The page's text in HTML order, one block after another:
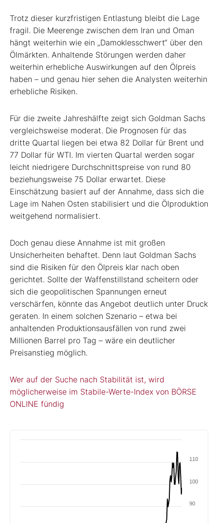
Trotz dieser kurzfristigen Entlastung bleibt die Lage
fragil. Die Meerenge zwischen dem Iran und Oman
hängt weiterhin wie ein „Damoklesschwert“ über den
Ölmärkten. Anhaltende Störungen werden daher
weiterhin erhebliche Auswirkungen auf den Ölpreis
haben – und genau hier sehen die Analysten weiterhin
erhebliche Risiken.
Für die zweite Jahreshälfte zeigt sich Goldman Sachs
vergleichsweise moderat. Die Prognosen für das
dritte Quartal liegen bei etwa 82 Dollar für Brent und
77 Dollar für WTI. Im vierten Quartal werden sogar
leicht niedrigere Durchschnittspreise von rund 80
beziehungsweise 75 Dollar erwartet. Diese
Einschätzung basiert auf der Annahme, dass sich die
Lage im Nahen Osten stabilisiert und die Ölproduktion
weitgehend normalisiert.
Doch genau diese Annahme ist mit großen
Unsicherheiten behaftet. Denn laut Goldman Sachs
sind die Risiken für den Ölpreis klar nach oben
gerichtet. Sollte der Waffenstillstand scheitern oder
sich die geopolitischen Spannungen erneut
verschärfen, könnte das Angebot deutlich unter Druck
geraten. In einem solchen Szenario – etwa bei
anhaltenden Produktionsausfällen von rund zwei
Millionen Barrel pro Tag – wäre ein deutlicher
Preisanstieg möglich.
Wer auf der Suche nach Stabilität ist, wird
möglicherweise im Stabile-Werte-Index von BÖRSE
ONLINE fündig
90
100
110